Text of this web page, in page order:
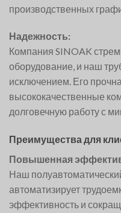
производственных
Надежность:
Компания SINOAK
оборудование, и наш
исключением. Его
высококачественные
долговечную работу с
Преимущества для
Повышенная
Наш
автоматизирует
эффективность и